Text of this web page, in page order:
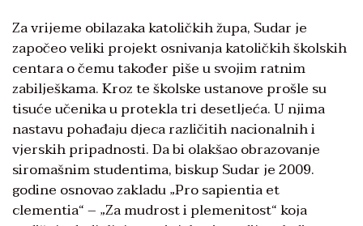
Za vrijeme obilazaka katoličkih župa, Sudar je
započeo veliki projekt osnivanja katoličkih školskih
centara o čemu također piše u svojim ratnim
zabilješkama. Kroz te školske ustanove prošle su
tisuće učenika u protekla tri desetljeća. U njima
nastavu pohađaju djeca različitih nacionalnih i
vjerskih pripadnosti. Da bi olakšao obrazovanje
siromašnim studentima, biskup Sudar je 2009.
godine osnovao zakladu „Pro sapientia et
clementia“ – „Za mudrost i plemenitost“ koja